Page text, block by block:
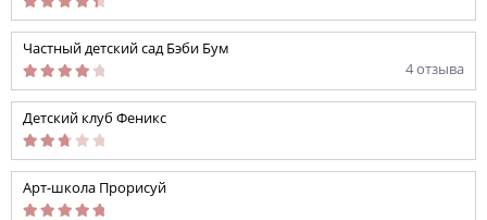
Частный детский сад Бэби Бум
4 отзыва
Детский клуб Феникс
Арт-школа Прорисуй